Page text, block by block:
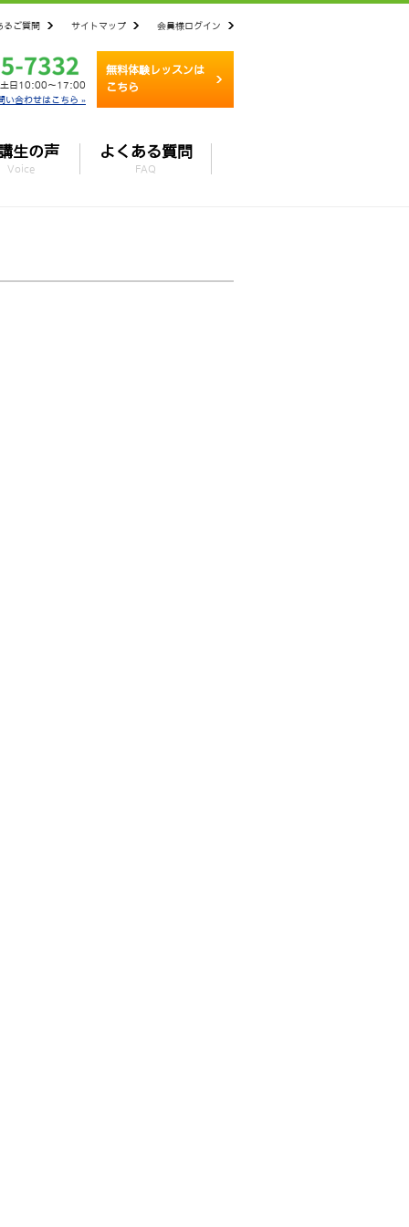
るご質問 サイトマップ 会員様ログイン
日10:00～17:00
い合わせはこちら »
無料体験レッスンは
こちら
生の声
Voice
よくある質問
FAQ